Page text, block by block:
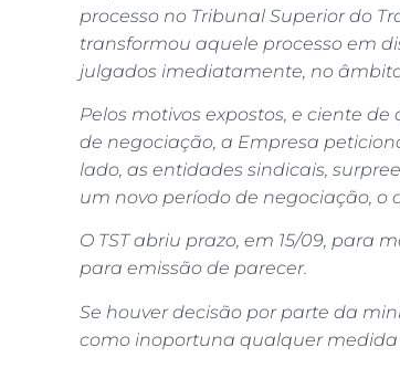
processo no Tribunal Superior do
transformou aquele processo em
julgados imediatamente, no
Pelos motivos expostos, e ciente
de negociação, a Empresa
lado, as entidades sindicais,
um novo período de negociação, o
O TST abriu prazo, em 15/09,
para emissão de parecer.
Se houver decisão por parte da
como inoportuna qualquer medida